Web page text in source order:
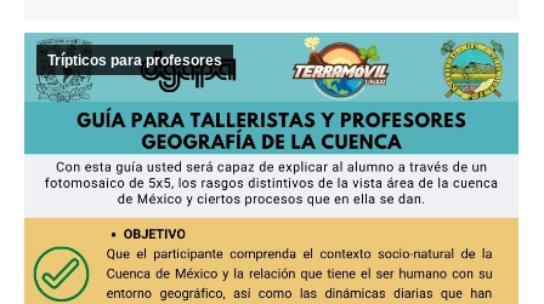
Trípticos para profesores